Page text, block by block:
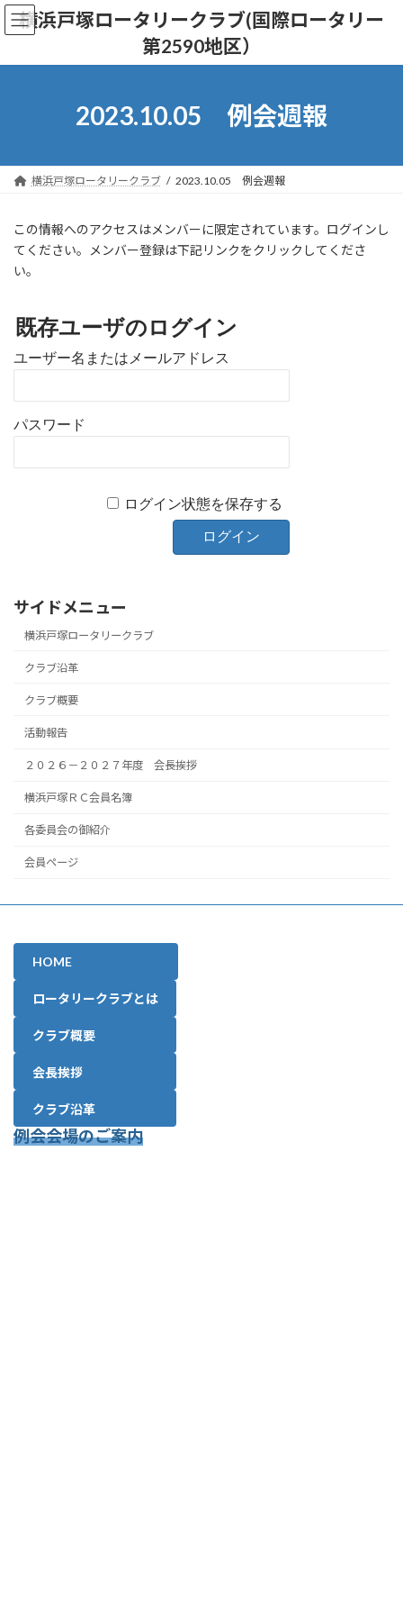
コ
ン
ン
プ
ナ
ビ
ー
動
横浜戸塚ロータリークラブ(国際ロータリー
第2590地区）
2023.10.05 例会週報
横浜戸塚ロータリークラブ 2023.10.05 例会週報
この情報へのアクセスはメンバーに限定されています。ログインし
てください。メンバー登録は下記リンクをクリックしてくださ
い。
既存ユーザのログイン
ユーザー名またはメールアドレス
パスワード
ログイン状態を保存する
サイドメニュー
横浜戸塚ロータリークラブ
クラブ沿革
クラブ概要
活動報告
２０２６－２０２７年度 会長挨拶
横浜戸塚ＲＣ会員名簿
各委員会の御紹介
会員ページ
HOME
ロータリークラブとは
クラブ概要
会長挨拶
クラブ沿革
例会会場のご案内